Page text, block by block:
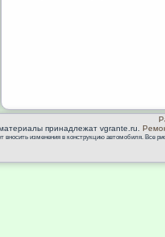
принадлежат vgrante.ru.
изменения в конструкцию автомобиля. Все